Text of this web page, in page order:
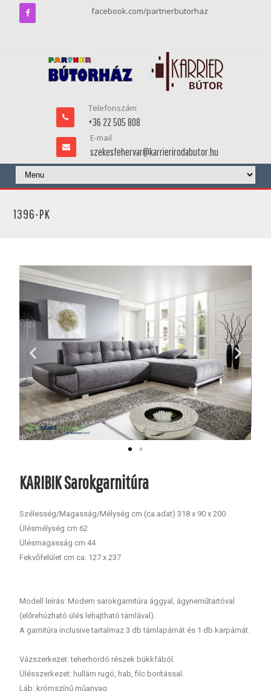
facebook.com/partnerbutorhaz
Telefonszám
+36 22 505 808
E-mail
szekesfehervar@karrierirodabutor.hu
1396-PK
KARIBIK Sarokgarnitúra
Szélesség/Magasság/Mélység cm (ca.adat) 318 x 90 x 200
Ülésmélység cm 62
Ülésmagasság cm 44
Fekvőfelület cm ca. 127 x 237
Modell leírás: Modern sarokgarnitúra ággyal, ágyneműtartóval
(előrehúzható ülés lehajtható támlával).
A garnitúra inclusive tartalmaz 3 db támlapárnát és 1 db karpárnát.
Vázszerkezet: teherhordó részek bükkfából.
Ülésszerkezet: hullám rugó, hab, filc borítással.
Láb: krómszínű műanyag